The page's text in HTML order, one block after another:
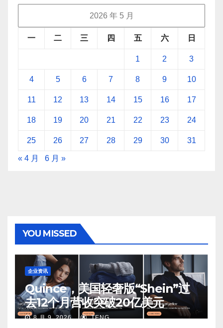
2026 年 5 月
一 二 三 四 五 六 日
1 2 3
4 5 6 7 8 9 10
11 12 13 14 15 16 17
18 19 20 21 22 23 24
25 26 27 28 29 30 31
« 4 月 6 月 »
YOU MISSED
企业资讯
Quince，美国轻奢版“Shein”过
去12个月营收突破20亿美元
8 月 9, 2026 TENG